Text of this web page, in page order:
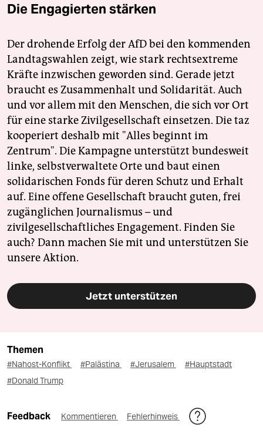
Die Engagierten stärken
Der drohende Erfolg der AfD bei den kommenden
Landtagswahlen zeigt, wie stark rechtsextreme
Kräfte inzwischen geworden sind. Gerade jetzt
braucht es Zusammenhalt und Solidarität. Auch
und vor allem mit den Menschen, die sich vor Ort
für eine starke Zivilgesellschaft einsetzen. Die taz
kooperiert deshalb mit "Alles beginnt im
Zentrum". Die Kampagne unterstützt bundesweit
linke, selbstverwaltete Orte und baut einen
solidarischen Fonds für deren Schutz und Erhalt
auf. Eine offene Gesellschaft braucht guten, frei
zugänglichen Journalismus – und
zivilgesellschaftliches Engagement. Finden Sie
auch? Dann machen Sie mit und unterstützen Sie
unsere Aktion.
Jetzt unterstützen
Themen
#Nahost-Konflikt #Palästina #Jerusalem
#Hauptstadt
#Donald Trump
Feedback Kommentieren Fehlerhinweis